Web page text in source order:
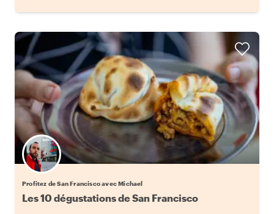
Profitez de San Francisco avec Michael
Les 10 dégustations de San Francisco